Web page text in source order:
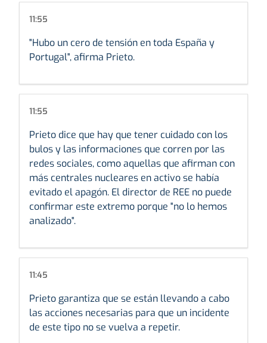
11:55
"Hubo un cero de tensión en toda España y
Portugal", afirma Prieto.
11:55
Prieto dice que hay que tener cuidado con los
bulos y las informaciones que corren por las
redes sociales, como aquellas que afirman con
más centrales nucleares en activo se había
evitado el apagón. El director de REE no puede
confirmar este extremo porque "no lo hemos
analizado".
11:45
Prieto garantiza que se están llevando a cabo
las acciones necesarias para que un incidente
de este tipo no se vuelva a repetir.